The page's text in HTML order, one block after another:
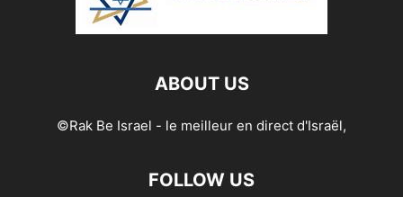
ABOUT US
©Rak Be Israel - le meilleur en direct d'Israël,
FOLLOW US